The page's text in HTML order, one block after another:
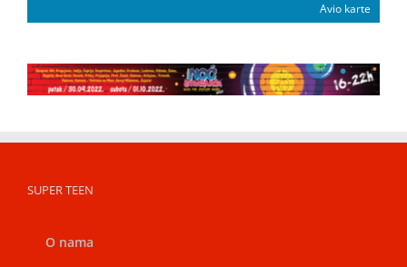
Avio karte
SUPER TEEN
O nama